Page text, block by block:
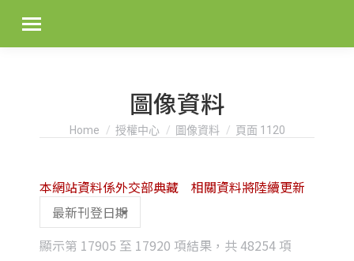
圖像資料
You are here:
Home 授權中心 圖像資料 頁面 1120
顯示第 17905 至 17920 項結果，共 48254 項
本網站資料係外交部典藏 相關資料將陸續更新